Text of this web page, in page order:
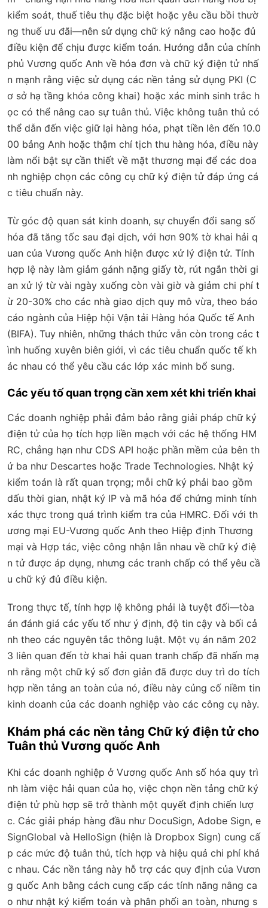
kiểm soát, thuế tiêu thụ đặc biệt hoặc yêu cầu bồi thườ
ng thuế ưu đãi—nên sử dụng chữ ký nâng cao hoặc đủ
điều kiện để chịu được kiểm toán. Hướng dẫn của chính
phủ Vương quốc Anh về hóa đơn và chữ ký điện tử nhấ
n mạnh rằng việc sử dụng các nền tảng sử dụng PKI (C
ơ sở hạ tầng khóa công khai) hoặc xác minh sinh trắc h
ọc có thể nâng cao sự tuân thủ. Việc không tuân thủ có
thể dẫn đến việc giữ lại hàng hóa, phạt tiền lên đến 10.0
00 bảng Anh hoặc thậm chí tịch thu hàng hóa, điều này
làm nổi bật sự cần thiết về mặt thương mại để các doa
nh nghiệp chọn các công cụ chữ ký điện tử đáp ứng cá
c tiêu chuẩn này.
Từ góc độ quan sát kinh doanh, sự chuyển đổi sang số
hóa đã tăng tốc sau đại dịch, với hơn 90% tờ khai hải q
uan của Vương quốc Anh hiện được xử lý điện tử. Tính
hợp lệ này làm giảm gánh nặng giấy tờ, rút ngắn thời gi
an xử lý từ vài ngày xuống còn vài giờ và giảm chi phí t
ừ 20-30% cho các nhà giao dịch quy mô vừa, theo báo
cáo ngành của Hiệp hội Vận tải Hàng hóa Quốc tế Anh
(BIFA). Tuy nhiên, những thách thức vẫn còn trong các t
ình huống xuyên biên giới, vì các tiêu chuẩn quốc tế kh
ác nhau có thể yêu cầu các lớp xác minh bổ sung.
Các yếu tố quan trọng cần xem xét khi triển khai
Các doanh nghiệp phải đảm bảo rằng giải pháp chữ ký
điện tử của họ tích hợp liền mạch với các hệ thống HM
RC, chẳng hạn như CDS API hoặc phần mềm của bên th
ứ ba như Descartes hoặc Trade Technologies. Nhật ký
kiểm toán là rất quan trọng; mỗi chữ ký phải bao gồm
dấu thời gian, nhật ký IP và mã hóa để chứng minh tính
xác thực trong quá trình kiểm tra của HMRC. Đối với th
ương mại EU-Vương quốc Anh theo Hiệp định Thương
mại và Hợp tác, việc công nhận lẫn nhau về chữ ký điệ
n tử được áp dụng, nhưng các tranh chấp có thể yêu cầ
u chữ ký đủ điều kiện.
Trong thực tế, tính hợp lệ không phải là tuyệt đối—tòa
án đánh giá các yếu tố như ý định, độ tin cậy và bối cả
nh theo các nguyên tắc thông luật. Một vụ án năm 202
3 liên quan đến tờ khai hải quan tranh chấp đã nhấn mạ
nh rằng một chữ ký số đơn giản đã được duy trì do tích
hợp nền tảng an toàn của nó, điều này củng cố niềm tin
kinh doanh của các doanh nghiệp vào các công cụ này.
Khám phá các nền tảng Chữ ký điện tử cho
Tuân thủ Vương quốc Anh
Khi các doanh nghiệp ở Vương quốc Anh số hóa quy trì
nh làm việc hải quan của họ, việc chọn nền tảng chữ ký
điện tử phù hợp sẽ trở thành một quyết định chiến lượ
c. Các giải pháp hàng đầu như DocuSign, Adobe Sign, e
SignGlobal và HelloSign (hiện là Dropbox Sign) cung cấ
p các mức độ tuân thủ, tích hợp và hiệu quả chi phí khá
c nhau. Các nền tảng này hỗ trợ các quy định của Vươn
g quốc Anh bằng cách cung cấp các tính năng nâng ca
o như nhật ký kiểm toán và phân phối an toàn, nhưng s